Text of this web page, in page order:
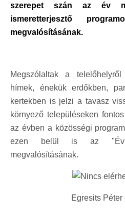
szerepet szán az év
ismeretterjesztő
megvalósításának.
Megszólaltak a
hímek, énekük erdőkben,
kertekben is jelzi a tavasz
környező településeken
az évben a közösségi
ezen belül is az "Év
megvalósításának.
Egresits Péter